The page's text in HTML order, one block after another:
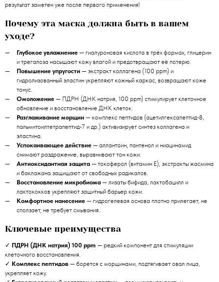
результат заметен уже после первого применения!
Почему эта маска должна быть в вашем
уходе?
Глубокое увлажнение — гиалуроновая кислота в трёх формах, глицерин
и трегалоза насыщают кожу влагой и предотвращают её потерю.
Повышение упругости — экстракт коллагена (100 ppm) и
гидролизованный эластин укрепляют кожный каркас, возвращают коже
тонус.
Омоложение — ПДРН (ДНК натрия, 100 ppm) стимулирует клеточное
обновление и восстановление ДНК клеток.
Разглаживание морщин — комплекс пептидов (ацетилгексапептид‑8,
пальмитоилтетрапептид‑7 и др.) активизирует синтез коллагена и
эластина.
Успокаивающее действие — аллантоин, пантенол и ниацинамид
снимают раздражение, выравнивают тон кожи.
Антиоксидантная защита — токоферол (витамин E), экстракты жасмина
и баклажана защищают от свободных радикалов.
Восстановление микробиома — лизаты бифида, лактобацилл и
лактококков укрепляют защитный барьер кожи.
Комфортное нанесение — гидрогелевая основа плотно прилегает, не
сползает, не требует смывания.
Ключевые преимущества
✓ ПДРН (ДНК натрия) 100 ppm — редкий компонент для стимуляции
клеточного восстановления.
✓ Комплекс пептидов — борется с морщинами, подтягивает овал лица,
укрепляет кожу.